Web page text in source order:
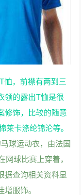
恤，前襟有两到三
领的露出T恤是很
修饰，比较的随意
莱卡涤纶锦沦等。
球运动衣，由法国
网球比赛上穿着，
据查询相关资料显
服饰。